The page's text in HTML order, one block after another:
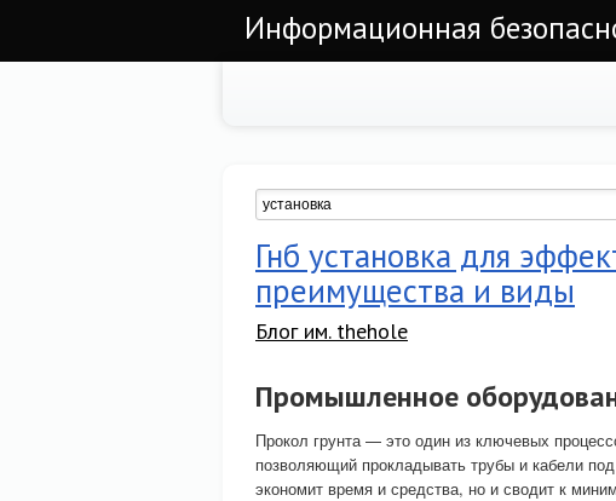
Информационная
Гнб установка для
преимущества и виды
Блог им. thehole
Промышленное
Прокол грунта — это один из ключевых
позволяющий прокладывать трубы и кабели
экономит время и средства, но и сводит к